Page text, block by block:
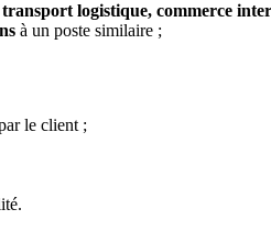
logistique, commerce
à un poste similaire ;
le client ;